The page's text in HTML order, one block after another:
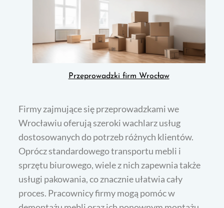
Przeprowadzki firm Wrocław
Firmy zajmujące się przeprowadzkami we
Wrocławiu oferują szeroki wachlarz usług
dostosowanych do potrzeb różnych klientów.
Oprócz standardowego transportu mebli i
sprzętu biurowego, wiele z nich zapewnia także
usługi pakowania, co znacznie ułatwia cały
proces. Pracownicy firmy mogą pomóc w